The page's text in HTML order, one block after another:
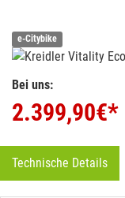
e-Citybike
Bei uns:
2.399,90€*
Technische Details